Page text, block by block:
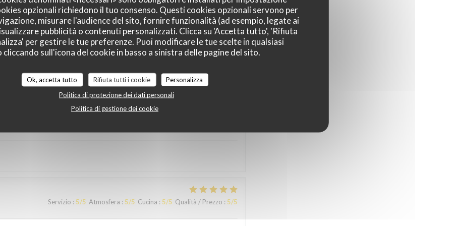
opzionali richiedono il tuo consenso. Questi cookies opzionali servono per
misurare l'audience del sito, fornire funzionalità (ad esempio, legate ai
pubblicità o contenuti personalizzati. Clicca su 'Accetta tutto', 'Rifiuta
per gestire le tue preferenze. Puoi modificare le tue scelte in qualsiasi
cliccando sull'icona del cookie in basso a sinistra delle pagine del sito.
Ok, accetta tutto Rifiuta tutti i cookie
Personalizza
Politica di protezione dei dati personali
Politica di gestione dei cookie
Servizio:5/5 Atmosfera: 5/5 Cucina:5/5 Qualità / Prezzo:5/5
sommes régalés avec des plats authentiques de Bruxelles. Merci à
Servizio : 5/5 Atmosfera : 5/5 Cucina : 5/5 Qualità / Prezzo : 5/5